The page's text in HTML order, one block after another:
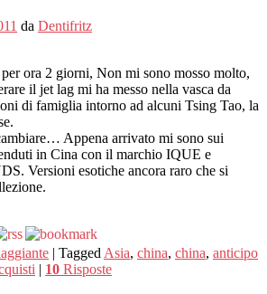
da Dentifritz
ora 2 giorni, Non mi sono mosso molto,
il jet lag mi ha messo nella vasca da
di famiglia intorno ad alcuni Tsing Tao, la
Appena arrivato mi sono sui
in Cina con il marchio IQUE e
Versioni esotiche ancora raro che si
| Tagged Asia, china, china, anticipo
| 10 Risposte